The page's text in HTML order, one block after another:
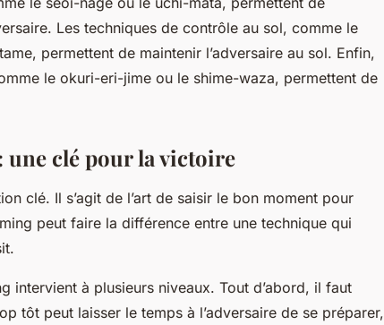
Les techniques de contrôle au sol, comme le
, permettent de maintenir l’adversaire au sol. Enfin,
le okuri-eri-jime ou le shime-waza, permettent de
clé pour la victoire
clé. Il s’agit de l’art de saisir le bon moment pour
peut faire la différence entre une technique qui
intervient à plusieurs niveaux. Tout d’abord, il faut
tôt peut laisser le temps à l’adversaire de se préparer,